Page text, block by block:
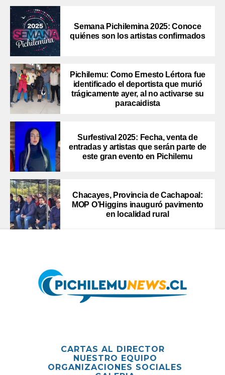
Semana Pichilemina 2025: Conoce
quiénes son los artistas confirmados
Pichilemu: Como Ernesto Lértora fue
identificado el deportista que murió
trágicamente ayer, al no activarse su
paracaidista
Surfestival 2025: Fecha, venta de
entradas y artistas que serán parte de
este gran evento en Pichilemu
Chacayes, Provincia de Cachapoal:
MOP O’Higgins inauguró pavimento
en localidad rural
CARTAS AL DIRECTOR
NUESTRO EQUIPO
ORGANIZACIONES SOCIALES